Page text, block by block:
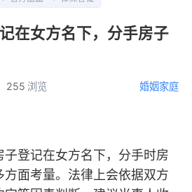
在女方名下，分手房子
255 浏览 婚姻家庭
子登记在女方名下，分手时房
面考量。法律上会依据双方